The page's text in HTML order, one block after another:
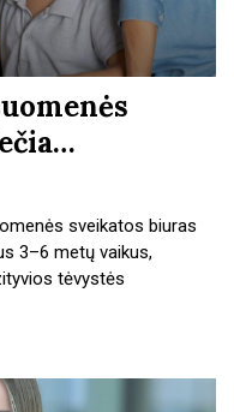
sveikatos biuras
3–6 metų vaikus,
tėvystės